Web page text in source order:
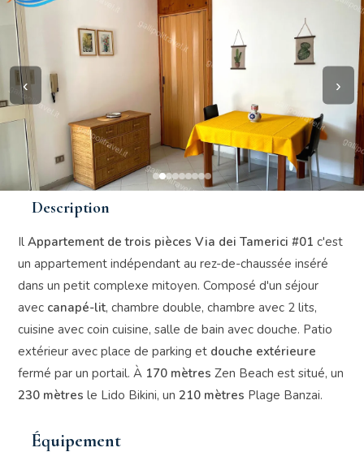
‹ ›
Description
IlAppartement de trois pièces Via dei Tamerici #01 c'est
un appartement indépendant au rez-de-chaussée inséré
dans un petit complexe mitoyen. Composé d'un séjour
avec canapé-lit, chambre double, chambre avec 2 lits,
cuisine avec coin cuisine, salle de bain avec douche. Patio
extérieur avec place de parking et douche extérieure
fermé par un portail. À 170 mètres Zen Beach est situé, un
230 mètres le Lido Bikini, un210 mètres Plage Banzai.
Équipement